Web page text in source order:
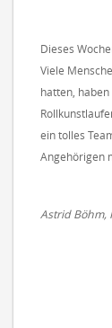
Dieses
Viele
hatten,
ein tolles
Angehörigen
Astrid Böhm,